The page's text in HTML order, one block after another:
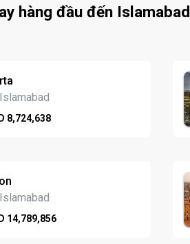
hàng đầu đến Islamabad
8,724,638
14,789,856